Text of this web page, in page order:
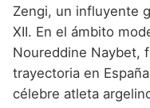
Zengi, un influyente
XII. En el ámbito
Noureddine Naybet,
trayectoria en
célebre atleta